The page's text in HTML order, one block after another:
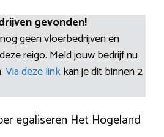
gevonden!
geen vloerbedrijven en
reigo. Meld jouw bedrijf nu
Via deze linkkan je dit binnen 2
egaliseren Het Hogeland